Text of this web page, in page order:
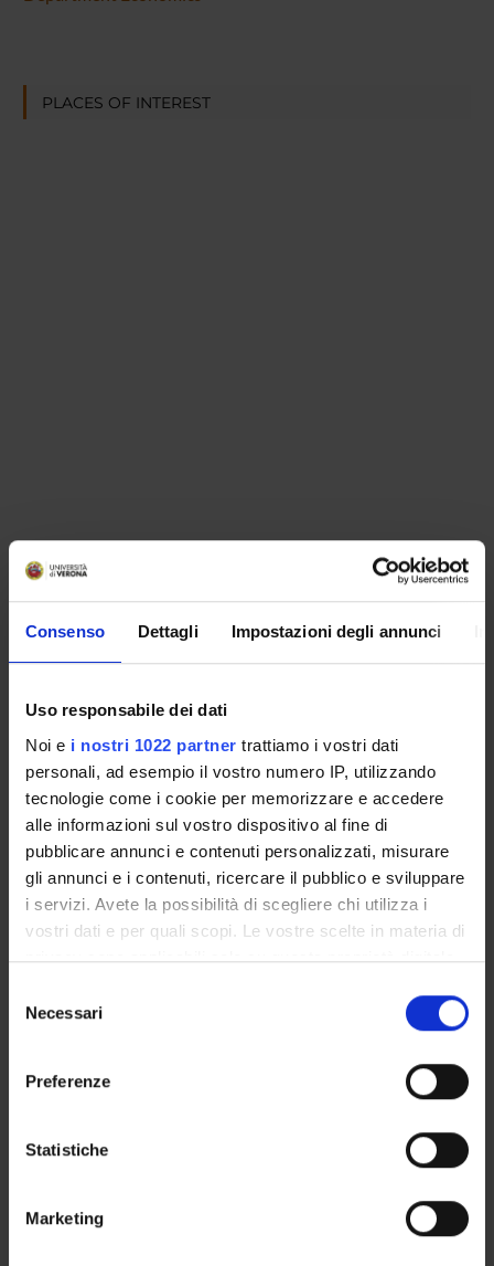
Consenso Dettagli Impostazioni degli annunci
Uso responsabile dei dati
Noi e i nostri 1022 partner trattiamo i vostri dati
personali, ad esempio il vostro numero IP, utilizzando
tecnologie come i cookie per memorizzare e accedere
alle informazioni sul vostro dispositivo al fine di
pubblicare annunci e contenuti personalizzati, misurare
gli annunci e i contenuti, ricercare il pubblico e sviluppare
i servizi. Avete la possibilità di scegliere chi utilizza i
vostri dati e per quali scopi. Le vostre scelte in materia di
privacy sono applicabili solo su questa proprietà digitale
modificare o revocare il proprio consenso in qualsiasi
momento dalla Dichiarazione sui cookie o facendo clic
raccogliere informazioni sulla tua posizione
geografica, con un'approssimazione di qualche
Identificare il tuo dispositivo, scansionandolo
delNecessari
Preferenze
Statistiche
Marketing
PLACES OF INTEREST
ORGANISATION
DEPARTMENT ADMINISTRATION OFFICES
STUDENT ADMINISTRATION OFFICES
DEPARTMENT FACILITIES
RESEARCH LABORATORIES
RESEARCH CENTRES